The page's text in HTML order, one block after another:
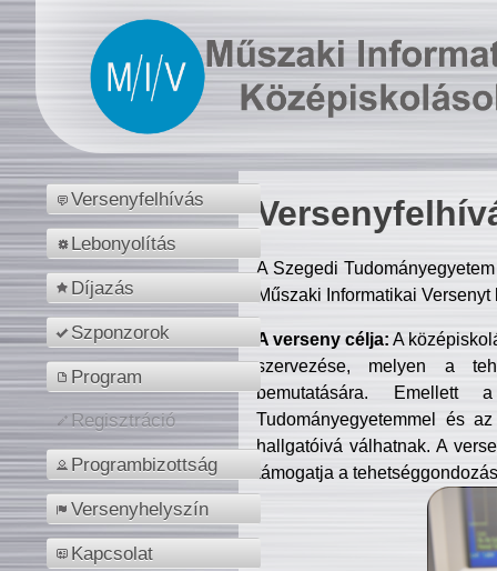
Versenyfelhívás
Lebonyolítás
Díjazás
Szponzorok
Program
Regisztráció
Programbizottság
Versenyhelyszín
Kapcsolat
A Szegedi
Műszaki Informatikai
A verseny célja: A
szervezése, melyen a
bemutatására. Emellett
Tudományegyetemmel és
hallgatóivá válhatnak. A
támogatja a